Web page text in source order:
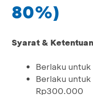
80%)
Syarat &
Berlaku
Berlaku
Rp300.000